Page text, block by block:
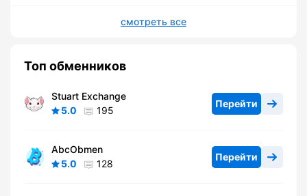
смотреть все
Топ обменников
Stuart Exchange
5.0
195
Перейти
AbcObmen
5.0
128
Перейти